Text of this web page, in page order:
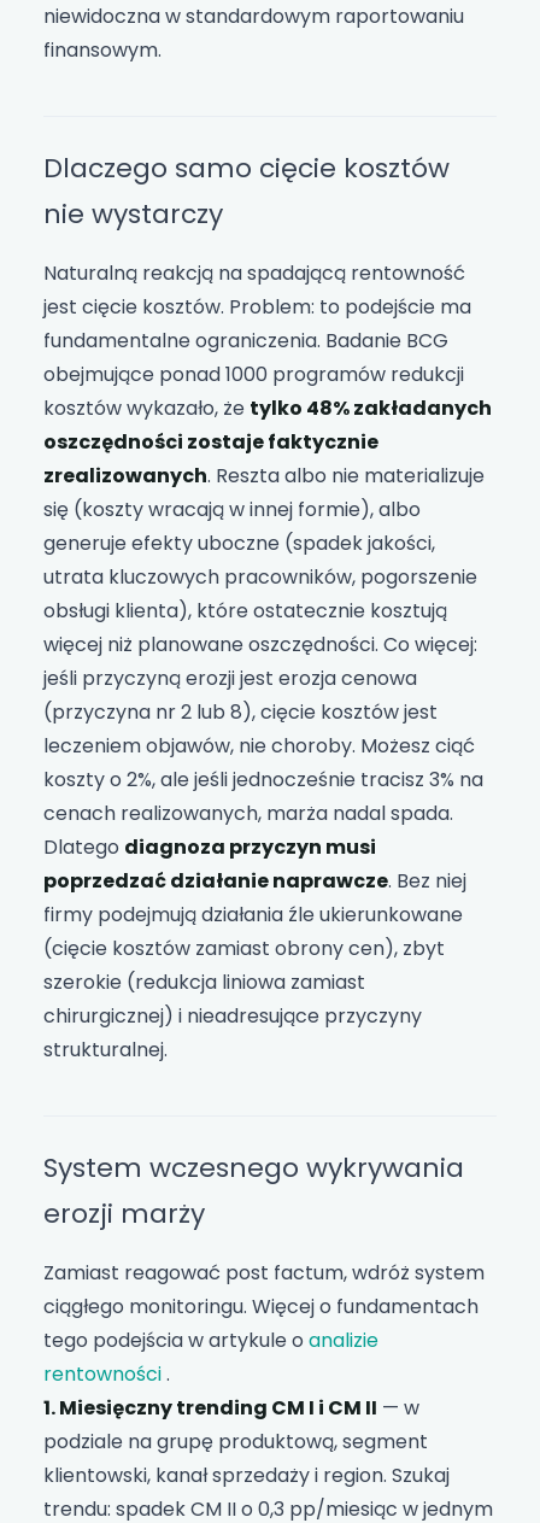
niewidoczna w standardowym raportowaniu
finansowym.
Dlaczego samo cięcie kosztów
nie wystarczy
Naturalną reakcją na spadającą rentowność
jest cięcie kosztów. Problem: to podejście ma
fundamentalne ograniczenia. Badanie BCG
obejmujące ponad 1000 programów redukcji
kosztów wykazało, że tylko 48% zakładanych
oszczędności zostaje faktycznie
zrealizowanych. Reszta albo nie materializuje
się (koszty wracają w innej formie), albo
generuje efekty uboczne (spadek jakości,
utrata kluczowych pracowników, pogorszenie
obsługi klienta), które ostatecznie kosztują
więcej niż planowane oszczędności. Co więcej:
jeśli przyczyną erozji jest erozja cenowa
(przyczyna nr 2 lub 8), cięcie kosztów jest
leczeniem objawów, nie choroby. Możesz ciąć
koszty o 2%, ale jeśli jednocześnie tracisz 3% na
cenach realizowanych, marża nadal spada.
Dlatego diagnoza przyczyn musi
poprzedzać działanie naprawcze. Bez niej
firmy podejmują działania źle ukierunkowane
(cięcie kosztów zamiast obrony cen), zbyt
szerokie (redukcja liniowa zamiast
chirurgicznej) i nieadresujące przyczyny
strukturalnej.
System wczesnego wykrywania
erozji marży
Zamiast reagować post factum, wdróż system
ciągłego monitoringu. Więcej o fundamentach
tego podejścia w artykule o analizie
rentowności.
1. Miesięczny trending CM I i CM II — w
podziale na grupę produktową, segment
klientowski, kanał sprzedaży i region. Szukaj
trendu: spadek CM II o 0,3 pp/miesiąc w jednym